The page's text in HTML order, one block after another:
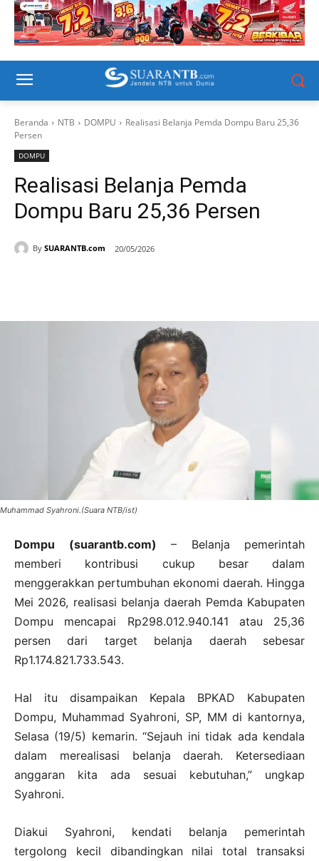
Beranda NTB DOMPU
Realisasi Belanja Pemda Dompu Baru 25,36
Persen
DOMPU
Realisasi Belanja Pemda
Dompu Baru 25,36 Persen
By SUARANTB.com 20/05/2026
Muhammad Syahroni.(Suara NTB/ist)
Dompu (suarantb.com) – Belanja pemerintah
memberi kontribusi cukup besar dalam
menggerakkan pertumbuhan ekonomi daerah. Hingga
Mei 2026, realisasi belanja daerah Pemda Kabupaten
Dompu mencapai Rp298.012.940.141 atau 25,36
persen dari target belanja daerah sebesar
Rp1.174.821.733.543.
Hal itu disampaikan Kepala BPKAD Kabupaten
Dompu, Muhammad Syahroni, SP, MM di kantornya,
Selasa (19/5) kemarin. “Sejauh ini tidak ada kendala
dalam merealisasi belanja daerah. Ketersediaan
anggaran kita ada sesuai kebutuhan,” ungkap
Syahroni.
Diakui Syahroni, kendati belanja pemerintah
tergolong kecil dibandingkan nilai total transaksi